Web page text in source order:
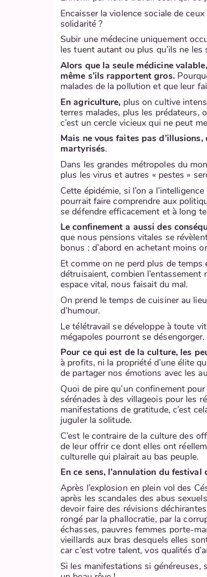
Encaisser la violence sociale de
solidarité ?
Subir une médecine uniquement
les tuent autant ou plus qu’ils ne
Alors que la seule médicine
même s’ils rapportent gros.
malades de la pollution et que leur
En agriculture, plus on cultive
terres malades, plus les prédateurs,
c’est un cercle vicieux qui ne peut
Mais ne vous faites pas
martyrisés.
Dans les grandes métropoles du
plus les virus et autres « pestes »
Cette épidémie, si l’on a
pourrait faire comprendre aux
se défendre efficacement et à long
Le confinement a aussi des
que nous pensions vitales se
bonus : d’abord en achetant moins
Et comme on ne perd plus de
détruisaient, combien
espace vital, nous faisait du mal.
On prend le temps de cuisiner au
d’humour.
Le télétravail se développe à toute
mégapoles pourront se désengorger.
Pour ce qui est de la culture, les
à profits, ni la propriété d’une élite
de partager nos émotions avec les
Quoi de pire qu’un confinement
sérénades à des villageois pour les
manifestations de gratitude, c’est
juguler la solitude.
C’est le contraire de la culture des
de leur offrir ce dont elles ont
culturelle qui plairait au bas peuple.
En ce sens, l’annulation du festival
Après l’explosion en plein vol des
après les scandales des abus
devoir faire des révisions
rongé par la phallocratie, par la
échasses, pauvres femmes porte-
vieillards aux bras desquels elles
car c’est votre talent, vos qualités
Si les manifestations si